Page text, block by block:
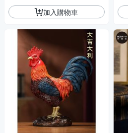
加入購物車